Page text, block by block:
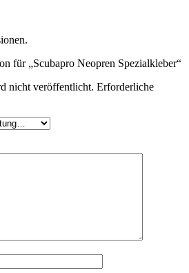
für „Scubapro Neopren Spezialkleber“
nicht veröffentlicht. Erforderliche